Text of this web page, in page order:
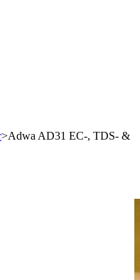
>Adwa AD31 EC-, TDS- &